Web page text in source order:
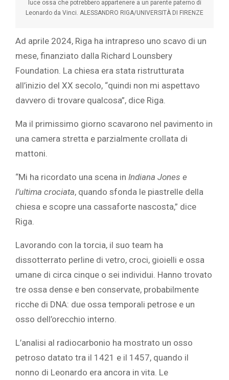
luce ossa che potrebbero appartenere a un parente paterno di
Leonardo da Vinci. ALESSANDRO RIGA/UNIVERSITÀ DI FIRENZE
Ad aprile 2024, Riga ha intrapreso uno scavo di un
mese, finanziato dalla Richard Lounsbery
Foundation. La chiesa era stata ristrutturata
all’inizio del XX secolo, “quindi non mi aspettavo
davvero di trovare qualcosa”, dice Riga.
Ma il primissimo giorno scavarono nel pavimento in
una camera stretta e parzialmente crollata di
mattoni.
“Mi ha ricordato una scena in Indiana Jones e
l’ultima crociata, quando sfonda le piastrelle della
chiesa e scopre una cassaforte nascosta,” dice
Riga.
Lavorando con la torcia, il suo team ha
dissotterrato perline di vetro, croci, gioielli e ossa
umane di circa cinque o sei individui. Hanno trovato
tre ossa dense e ben conservate, probabilmente
ricche di DNA: due ossa temporali petrose e un
osso dell’orecchio interno.
L’analisi al radiocarbonio ha mostrato un osso
petroso datato tra il 1421 e il 1457, quando il
nonno di Leonardo era ancora in vita. Le